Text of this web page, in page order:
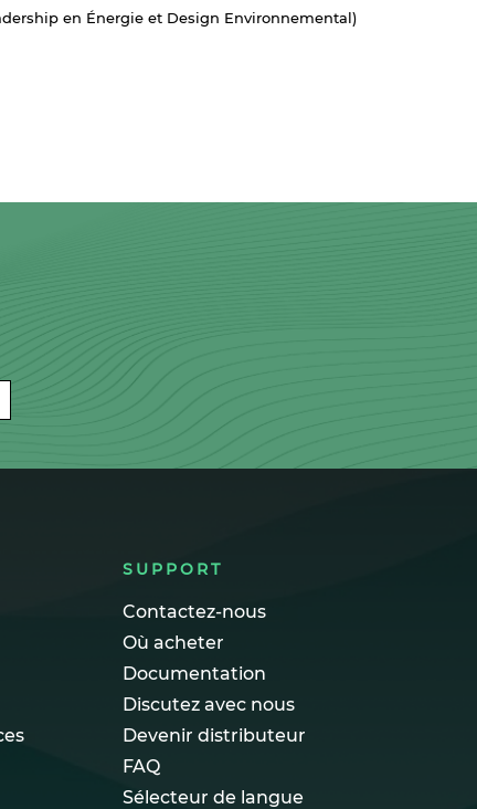
en Énergie et Design Environnemental)
SUPPORT
Contactez-nous
Où acheter
Documentation
Discutez avec nous
Devenir distributeur
FAQ
Sélecteur de langue